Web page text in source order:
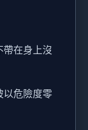
帶在身上沒
以危險度零